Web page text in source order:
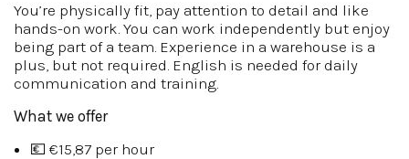
You’re physically fit, pay attention to detail and like
hands-on work. You can work independently but enjoy
being part of a team. Experience in a warehouse is a
plus, but not required. English is needed for daily
communication and training.
What we offer
💶 €15,87 per hour